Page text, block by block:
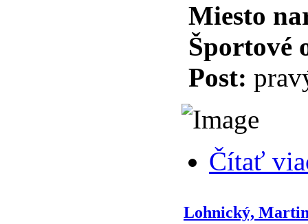
Miesto
Športové
Post:
Čítať
Lohnický,